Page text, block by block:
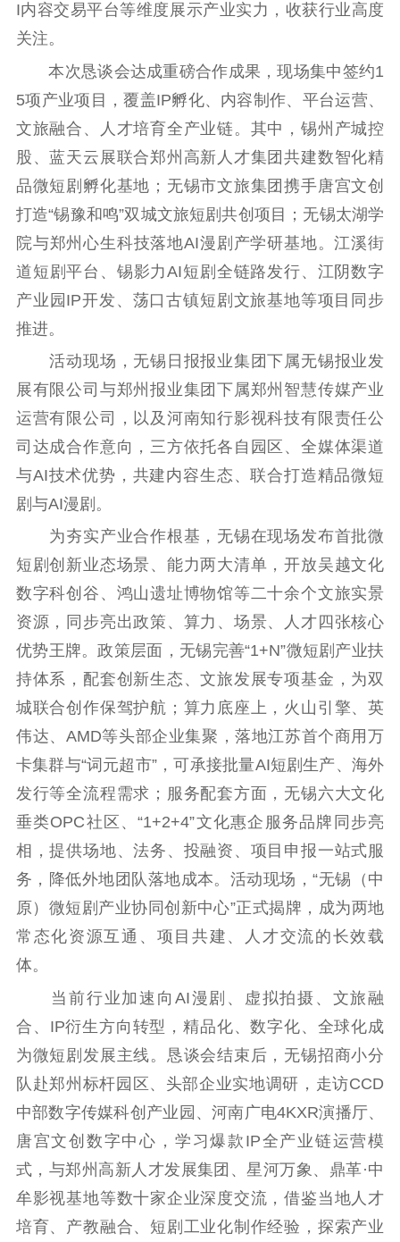
文明创建 文明实践
文明培育
社会宣传
思想政治教育 爱国主义教育
全民国防教育
红色资源保护利
用
新闻出版
精品出版 全民阅读
出版监管
扫黄打非
电影创作 电影市场
机关党建
党建要闻 学习在线
紫金人才 职称评审
数据资源
公共服务
新时代公民素养
提升资源库
新闻出版
政务服务
作品著作权
登记服务
科研创新
服务管理平台
智库服务
管理平台
文艺创作
服务管理
文化产业
统计分析
数字出版
审读服务
新闻发布工作备
案管理系统
电影
服务
理论宣讲
共建共享平台
政工继续教育学
习平台
责任编辑注册
业务申报系统
I内容交易平台等维度展示产业实力，收获行业高度
关注。
本次恳谈会达成重磅合作成果，现场集中签约1
5项产业项目，覆盖IP孵化、内容制作、平台运营、
文旅融合、人才培育全产业链。其中，锡州产城控
股、蓝天云展联合郑州高新人才集团共建数智化精
品微短剧孵化基地；无锡市文旅集团携手唐宫文创
打造“锡豫和鸣”双城文旅短剧共创项目；无锡太湖学
院与郑州心生科技落地AI漫剧产学研基地。江溪街
道短剧平台、锡影力AI短剧全链路发行、江阴数字
产业园IP开发、荡口古镇短剧文旅基地等项目同步
推进。
活动现场，无锡日报报业集团下属无锡报业发
展有限公司与郑州报业集团下属郑州智慧传媒产业
运营有限公司，以及河南知行影视科技有限责任公
司达成合作意向，三方依托各自园区、全媒体渠道
与AI技术优势，共建内容生态、联合打造精品微短
剧与AI漫剧。
为夯实产业合作根基，无锡在现场发布首批微
短剧创新业态场景、能力两大清单，开放吴越文化
数字科创谷、鸿山遗址博物馆等二十余个文旅实景
资源，同步亮出政策、算力、场景、人才四张核心
优势王牌。政策层面，无锡完善“1+N”微短剧产业扶
持体系，配套创新生态、文旅发展专项基金，为双
城联合创作保驾护航；算力底座上，火山引擎、英
伟达、AMD等头部企业集聚，落地江苏首个商用万
卡集群与“词元超市”，可承接批量AI短剧生产、海外
发行等全流程需求；服务配套方面，无锡六大文化
垂类OPC社区、“1+2+4”文化惠企服务品牌同步亮
相，提供场地、法务、投融资、项目申报一站式服
务，降低外地团队落地成本。活动现场，“无锡（中
原）微短剧产业协同创新中心”正式揭牌，成为两地
常态化资源互通、项目共建、人才交流的长效载
体。
当前行业加速向AI漫剧、虚拟拍摄、文旅融
合、IP衍生方向转型，精品化、数字化、全球化成
为微短剧发展主线。恳谈会结束后，无锡招商小分
队赴郑州标杆园区、头部企业实地调研，走访CCD
中部数字传媒科创产业园、河南广电4KXR演播厅、
唐宫文创数字中心，学习爆款IP全产业链运营模
式，与郑州高新人才发展集团、星河万象、鼎革·中
牟影视基地等数十家企业深度交流，借鉴当地人才
培育、产教融合、短剧工业化制作经验，探索产业